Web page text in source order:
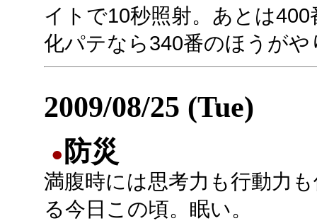
イトで10秒照射。あとは
化パテなら340番のほうが
2009/08/25 (Tue)
● 防災
満腹時には思考力も行動力
る今日この頃。眠い。